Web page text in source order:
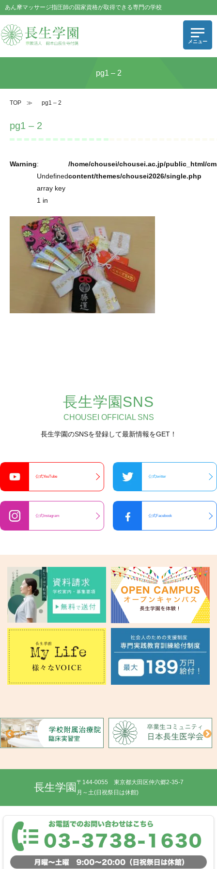
あん摩マッサージ指圧師の国家資格が取得できる専門の学校
pg1 – 2
TOP ≫ pg1 – 2
pg1 – 2
Warning:
Undefined
array key
1 in
/home/chousei/chousei.ac.jp/public_html/
content/themes/chousei2026/single.php
長生学園SNS
CHOUSEI OFFICIAL SNS
長生学園のSNSを登録して最新情報をGET！
公式YouTube 公式twitter
公式Instagram 公式Facebook
長生学園 〒144-0055 東京都大田区仲六郷2-35-7
月～土(日祝祭日は休館)